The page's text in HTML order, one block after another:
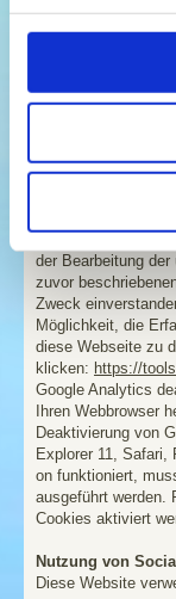
Informationen
gesetzlich
Auftrag von Google
Adresse mit
Einstellung Ihrer
jedoch darauf hin,
können. Durch die
der Bearbeitung
zuvor
Zweck
Möglichkeit, die
diese Webseite zu
klicken: https://
Google Analytics
Ihren Webbrowser
Deaktivierung von
Explorer 11, Safari,
on funktioniert,
ausgeführt werden.
Cookies aktiviert
Nutzung von
Diese Website